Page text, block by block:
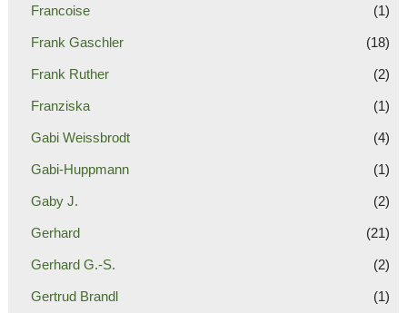
Francoise (1)
Frank Gaschler (18)
Frank Ruther (2)
Franziska (1)
Gabi Weissbrodt (4)
Gabi-Huppmann (1)
Gaby J. (2)
Gerhard (21)
Gerhard G.-S. (2)
Gertrud Brandl (1)